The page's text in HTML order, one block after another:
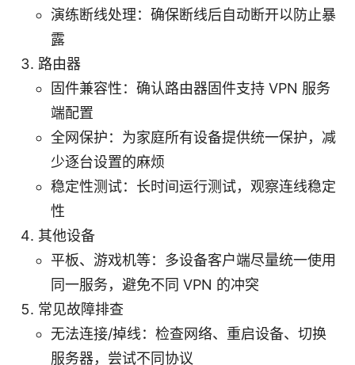
演练断线处理：确保断线后自动断开以防止暴
露
路由器
固件兼容性：确认路由器固件支持 VPN 服务
端配置
全网保护：为家庭所有设备提供统一保护，减
少逐台设置的麻烦
稳定性测试：长时间运行测试，观察连线稳定
性
其他设备
平板、游戏机等：多设备客户端尽量统一使用
同一服务，避免不同 VPN 的冲突
常见故障排查
无法连接/掉线：检查网络、重启设备、切换
服务器，尝试不同协议